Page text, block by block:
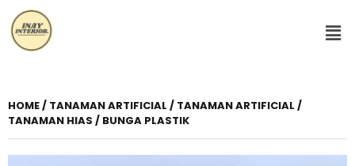
HOME/ TANAMAN ARTIFICIAL / TANAMAN ARTIFICIAL /
TANAMAN HIAS / BUNGA PLASTIK